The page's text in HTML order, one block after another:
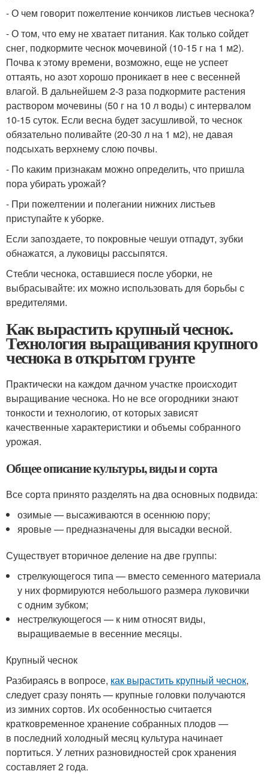
- О чем говорит пожелтение кончиков листьев чеснока?
- О том, что ему не хватает питания. Как только сойдет
снег, подкормите чеснок мочевиной (10-15 г на 1 м2).
Почва к этому времени, возможно, еще не успеет
оттаять, но азот хорошо проникает в нее с весенней
влагой. В дальнейшем 2-3 раза подкормите растения
раствором мочевины (50 г на 10 л воды) с интервалом
10-15 суток. Если весна будет засушливой, то чеснок
обязательно поливайте (20-30 л на 1 м2), не давая
подсыхать верхнему слою почвы.
- По каким признакам можно определить, что пришла
пора убирать урожай?
- При пожелтении и полегании нижних листьев
приступайте к уборке.
Если запоздаете, то покровные чешуи отпадут, зубки
обнажатся, а луковицы рассыпятся.
Стебли чеснока, оставшиеся после уборки, не
выбрасывайте: их можно использовать для борьбы с
вредителями.
Как вырастить крупный чеснок.
Технология выращивания крупного
чеснока в открытом грунте
Практически на каждом дачном участке происходит
выращивание чеснока. Но не все огородники знают
тонкости и технологию, от которых зависят
качественные характеристики и объемы собранного
урожая.
Общее описание культуры, виды и сорта
Все сорта принято разделять на два основных подвида:
озимые — высаживаются в осеннюю пору;
яровые — предназначены для высадки весной.
Существует вторичное деление на две группы:
стрелкующегося типа — вместо семенного материала
у них формируются небольшого размера луковички
с одним зубком;
нестрелкующегося — к ним относят виды,
выращиваемые в весенние месяцы.
Крупный чеснок
Разбираясь в вопросе, как вырастить крупный чеснок,
следует сразу понять — крупные головки получаются
из зимних сортов. Их особенностью считается
кратковременное хранение собранных плодов —
в последний холодный месяц культура начинает
портиться. У летних разновидностей срок хранения
составляет 2 года.